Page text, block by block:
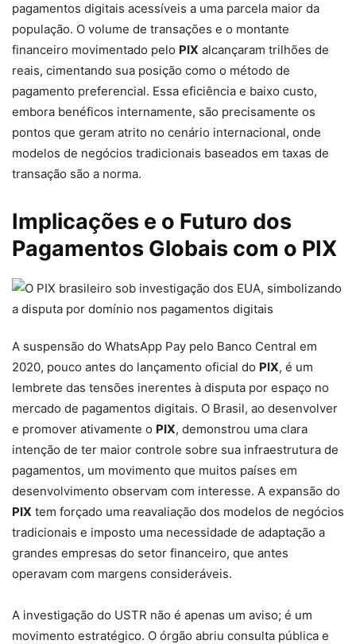
pagamentos digitais acessíveis a uma parcela maior da
população. O volume de transações e o montante
financeiro movimentado pelo PIX alcançaram trilhões de
reais, cimentando sua posição como o método de
pagamento preferencial. Essa eficiência e baixo custo,
embora benéficos internamente, são precisamente os
pontos que geram atrito no cenário internacional, onde
modelos de negócios tradicionais baseados em taxas de
transação são a norma.
Implicações e o Futuro dos
Pagamentos Globais com o PIX
A suspensão do WhatsApp Pay pelo Banco Central em
2020, pouco antes do lançamento oficial do PIX, é um
lembrete das tensões inerentes à disputa por espaço no
mercado de pagamentos digitais. O Brasil, ao desenvolver
e promover ativamente o PIX, demonstrou uma clara
intenção de ter maior controle sobre sua infraestrutura de
pagamentos, um movimento que muitos países em
desenvolvimento observam com interesse. A expansão do
PIX tem forçado uma reavaliação dos modelos de negócios
tradicionais e imposto uma necessidade de adaptação a
grandes empresas do setor financeiro, que antes
operavam com margens consideráveis.
A investigação do USTR não é apenas um aviso; é um
movimento estratégico. O órgão abriu consulta pública e